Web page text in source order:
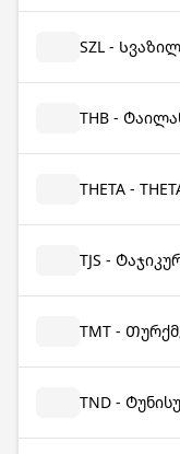
SZL -
THB -
THETA -
TJS -
TMT -
TND -